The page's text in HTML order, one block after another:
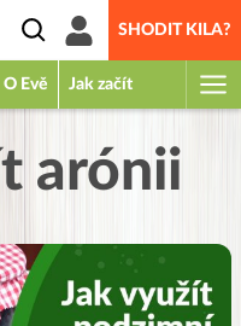
SHODIT KILA?
O Evě Jak začít
arónii